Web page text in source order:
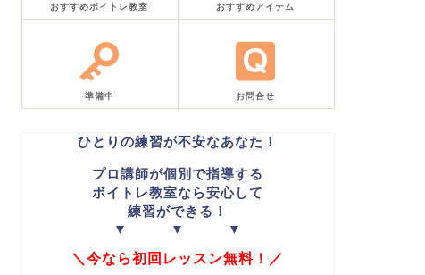
おすすめボイトレ教室 おすすめアイテム
準備中 お問合せ
ひとりの練習が不安なあなた！
プロ講師が個別で指導する
ボイトレ教室なら安心して
練習ができる！
▼ ▼ ▼
＼今なら初回レッスン無料！／